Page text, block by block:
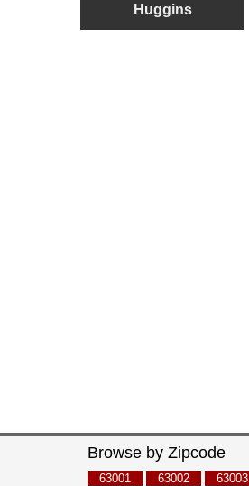
Huggins
Browse by Zipcode
63001 63002 63003